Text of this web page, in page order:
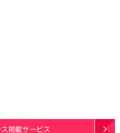
掲載サービス